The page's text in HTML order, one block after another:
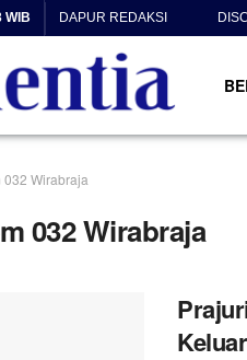
WIB DAPUR REDAKSI
032 Wirabraja
032 Wirabraja